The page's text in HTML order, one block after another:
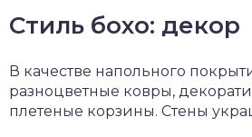
Стиль бохо: декор
В качестве напольного
разноцветные ковры,
плетеные корзины. Стены